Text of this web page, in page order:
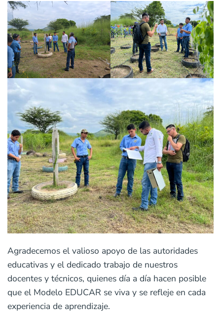
Agradecemos el valioso apoyo de las autoridades
educativas y el dedicado trabajo de nuestros
docentes y técnicos, quienes día a día hacen posible
que el Modelo EDUCAR se viva y se refleje en cada
experiencia de aprendizaje.